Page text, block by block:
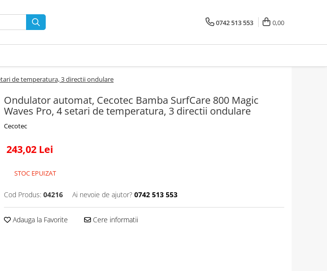
0742 513 553 0,00
de temperatura, 3 directii ondulare
Ondulator automat, Cecotec Bamba SurfCare 800 Magic
Waves Pro, 4 setari de temperatura, 3 directii ondulare
Cecotec
243,02 Lei
STOC EPUIZAT
Cod Produs: 04216 Ai nevoie de ajutor? 0742 513 553
Adauga la Favorite Cere informatii